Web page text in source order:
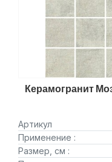
Керамогранит
Артикул
Применение :
Размер, см :